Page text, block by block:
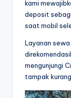
kami
deposit
saat mobil
Layanan
mengunjungi
tampak